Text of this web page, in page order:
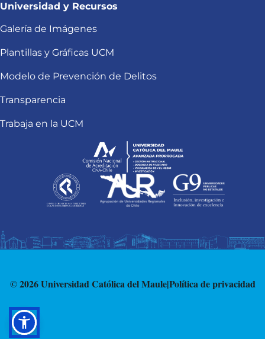
Universidad y Recursos
Galería de Imágenes
Plantillas y Gráficas UCM
Modelo de Prevención de Delitos
Transparencia
Trabaja en la UCM
© 2026 Universidad Católica del Maule|Política de privacidad